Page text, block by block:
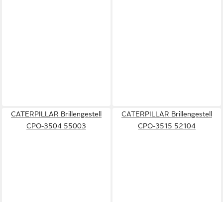
CATERPILLAR Brillengestell
CPO-3504 55003
CATERPILLAR Brillengestell
CPO-3515 52104